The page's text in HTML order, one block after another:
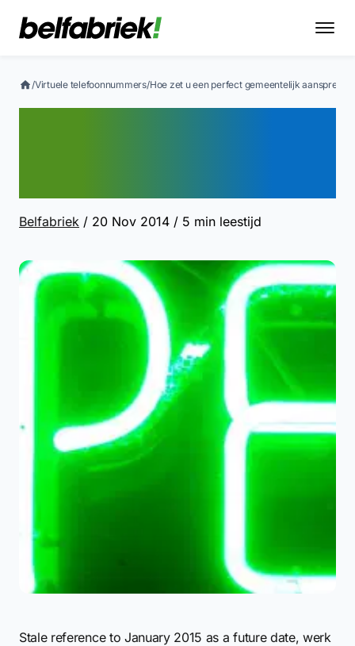
/Virtuele telefoonnummers/Hoe zet u een perfect gemeentelijk
Belfabriek / 20 Nov 2014 / 5 min leestijd
Stale reference to January 2015 as a future date, werk